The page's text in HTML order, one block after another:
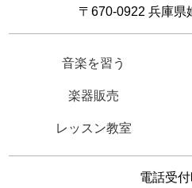
〒670-0922 兵庫県
音楽を習う
楽器販売
レッスン教室
電話受